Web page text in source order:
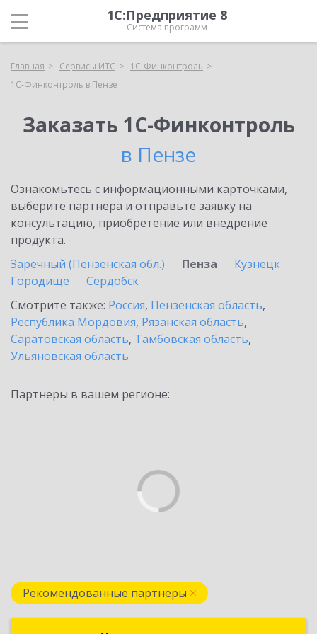
1С:Предприятие 8
Система программ
Главная Сервисы ИТС
1С-Финконтроль
1С-Финконтроль в Пензе
Заказать 1С-Финконтроль
в Пензе
Ознакомьтесь с информационными карточками,
выберите партнёра и отправьте заявку на
консультацию, приобретение или внедрение
продукта.
Заречный (Пензенская обл.)
Пенза
Кузнецк
Городище
Сердобск
Смотрите также: Россия, Пензенская область,
Республика Мордовия, Рязанская область,
Саратовская область, Тамбовская область,
Ульяновская область
Партнеры в вашем регионе:
Рекомендованные партнеры